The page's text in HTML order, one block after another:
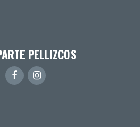
PELLIZCOS